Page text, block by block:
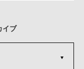
イブ